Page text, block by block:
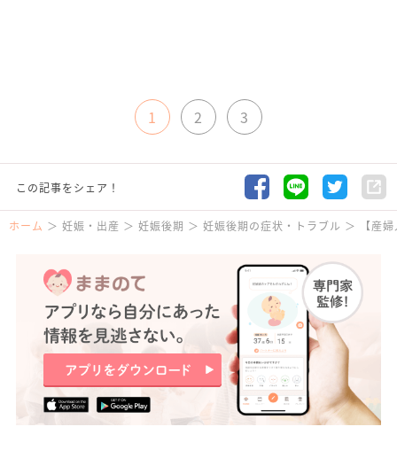
1 2 3
この記事をシェア！
ホーム 妊娠・出産 妊娠後期 妊娠後期の症状・トラブル 【産